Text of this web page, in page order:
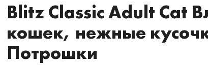
Blitz Classic Adult Cat
кошек, нежные
Потрошки